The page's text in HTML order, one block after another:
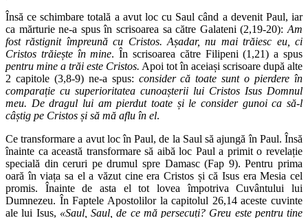
Însă ce schimbare totală a avut loc cu Saul când a devenit Paul, iar
ca mărturie ne-a spus în scrisoarea sa către Galateni (2,19-20): Am
fost răstignit împreună cu Cristos. Așadar, nu mai trăiesc eu, ci
Cristos trăiește în mine. În scrisoarea către Filipeni (1,21) a spus
pentru mine a trăi este Cristos. Apoi tot în aceiași scrisoare după alte
2 capitole (3,8-9) ne-a spus: consider că toate sunt o pierdere în
comparație cu superioritatea cunoașterii lui Cristos Isus Domnul
meu. De dragul lui am pierdut toate și le consider gunoi ca să-l
câștig pe Cristos și să mă aflu în el.
Ce transformare a avut loc în Paul, de la Saul să ajungă în Paul. Însă
înainte ca această transformare să aibă loc Paul a primit o revelație
specială din ceruri pe drumul spre Damasc (Fap 9). Pentru prima
oară în viața sa el a văzut cine era Cristos și că Isus era Mesia cel
promis. Înainte de asta el tot lovea împotriva Cuvântului lui
Dumnezeu. În Faptele Apostolilor la capitolul 26,14 aceste cuvinte
ale lui Isus, «Saul, Saul, de ce mă persecuți? Greu este pentru tine